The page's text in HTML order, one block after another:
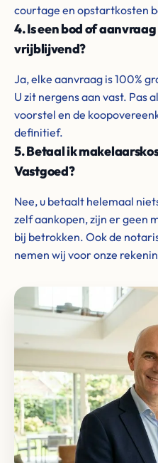
courtage en opstartkosten
4. Is een bod of
vrijblijvend?
Ja, elke aanvraag is 100%
U zit nergens aan vast. Pas
voorstel en de
definitief.
5. Betaal ik
Vastgoed?
Nee, u betaalt helemaal
zelf aankopen, zijn er geen
bij betrokken. Ook de
nemen wij voor onze